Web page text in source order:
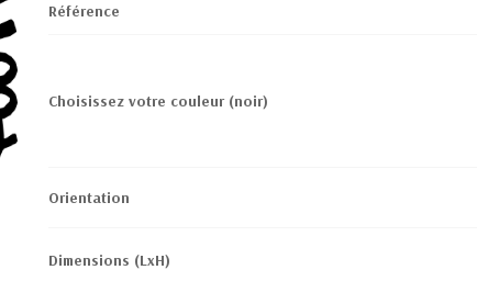
Référence
Choisissez votre couleur(noir)
Orientation
Dimensions (LxH)